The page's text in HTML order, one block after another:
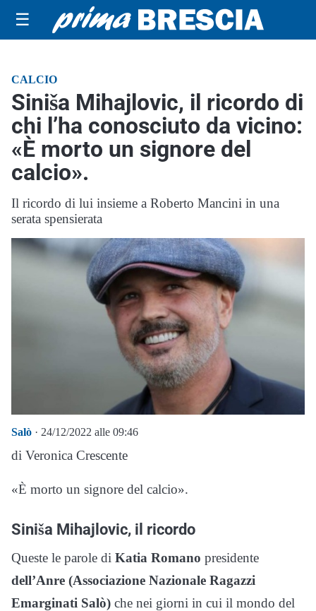
☰
CALCIO
Siniša Mihajlovic, il ricordo di
chi l’ha conosciuto da vicino:
«È morto un signore del
calcio».
Il ricordo di lui insieme a Roberto Mancini in una
serata spensierata
Salò · 24/12/2022 alle 09:46
di Veronica Crescente
«È morto un signore del calcio».
Siniša Mihajlovic, il ricordo
Queste le parole di Katia Romano presidente
dell’Anre (Associazione Nazionale Ragazzi
Emarginati Salò) che nei giorni in cui il mondo del